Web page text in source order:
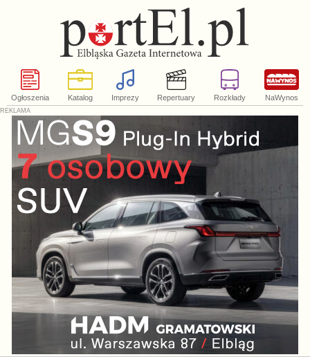
Ogłoszenia Katalog Imprezy Repertuary Rozkłady NaWynos